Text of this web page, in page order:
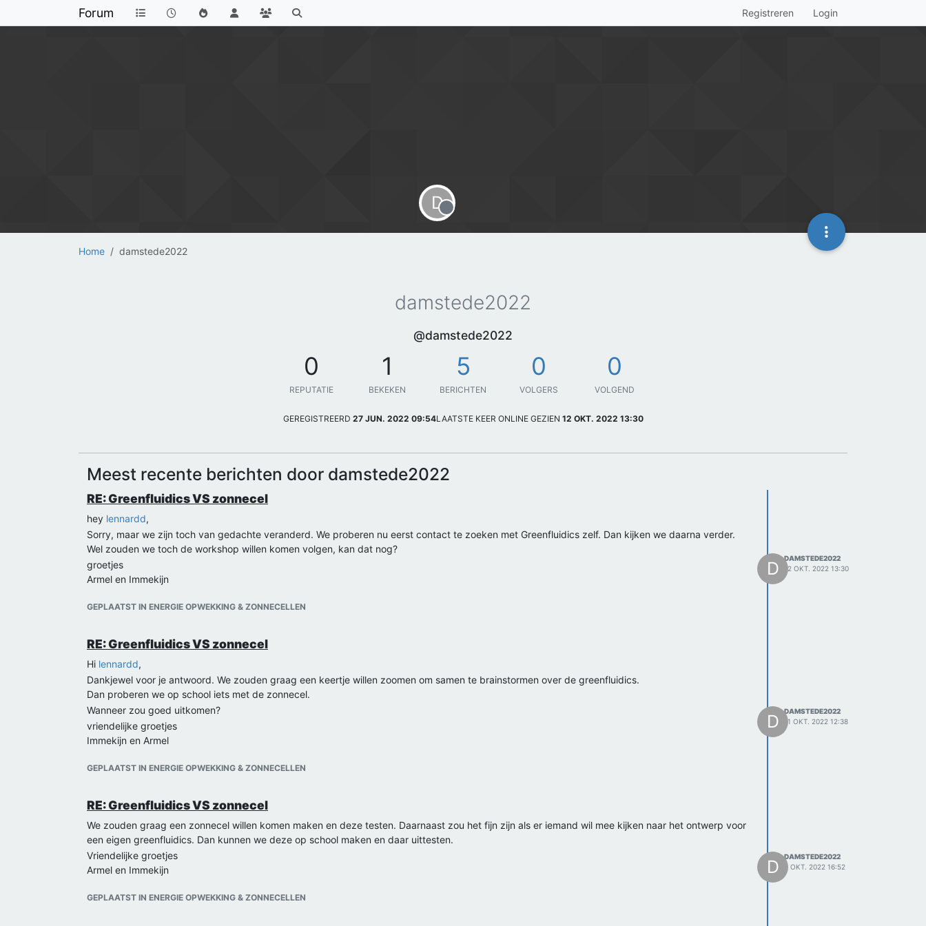
Forum Registreren Login
Home damstede2022
D
Offline
damstede2022
@damstede2022
0
REPUTATIE
1
BEKEKEN
5
BERICHTEN
0
VOLGERS
0
VOLGEND
GEREGISTREERD 27 JUN. 2022 09:54LAATSTE KEER ONLINE GEZIEN 12 OKT. 2022 13:30
Meest recente berichten door damstede2022
RE: Greenfluidics VS zonnecel
hey lennardd,
Sorry, maar we zijn toch van gedachte veranderd. We proberen nu eerst contact te zoeken met Greenfluidics zelf. Dan kijken we daarna verder.
Wel zouden we toch de workshop willen komen volgen, kan dat nog?
groetjes
Armel en Immekijn
GEPLAATST IN ENERGIE OPWEKKING & ZONNECELLEN
D
DAMSTEDE2022
12 OKT. 2022 13:30
RE: Greenfluidics VS zonnecel
Hi lennardd,
Dankjewel voor je antwoord. We zouden graag een keertje willen zoomen om samen te brainstormen over de greenfluidics.
Dan proberen we op school iets met de zonnecel.
Wanneer zou goed uitkomen?
vriendelijke groetjes
Immekijn en Armel
GEPLAATST IN ENERGIE OPWEKKING & ZONNECELLEN
D
DAMSTEDE2022
11 OKT. 2022 12:38
RE: Greenfluidics VS zonnecel
We zouden graag een zonnecel willen komen maken en deze testen. Daarnaast zou het fijn zijn als er iemand wil mee kijken naar het ontwerp voor
een eigen greenfluidics. Dan kunnen we deze op school maken en daar uittesten.
Vriendelijke groetjes
Armel en Immekijn
GEPLAATST IN ENERGIE OPWEKKING & ZONNECELLEN
D
DAMSTEDE2022
2 OKT. 2022 16:52